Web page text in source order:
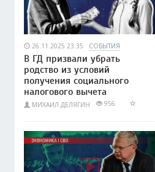
26.11.2025 23:35 СОБЫТИЯ
В ГД призвали убрать
родство из условий
получения социального
налогового вычета
МИХАИЛ ДЕЛЯГИН 956